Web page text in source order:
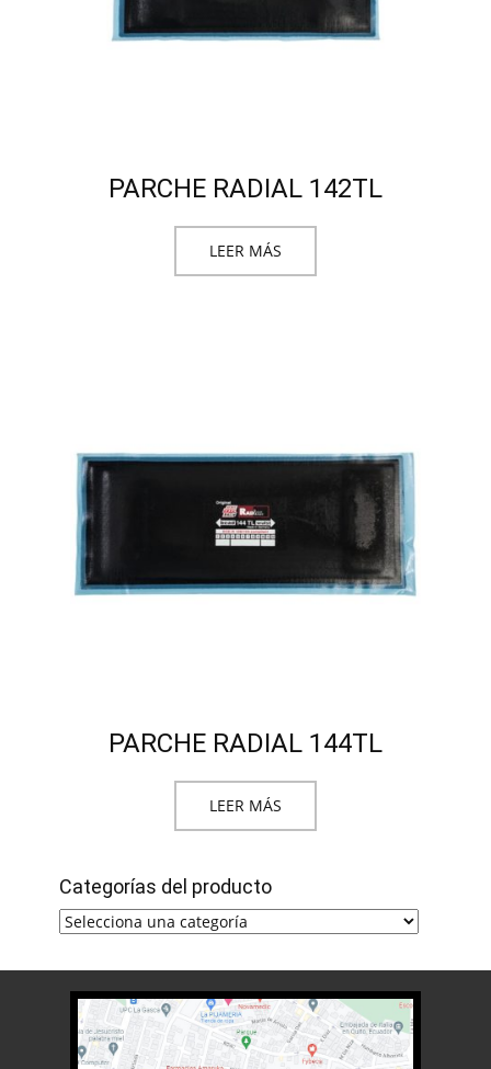
PARCHE RADIAL 142TL
LEER MÁS
PARCHE RADIAL 144TL
LEER MÁS
Categorías del producto